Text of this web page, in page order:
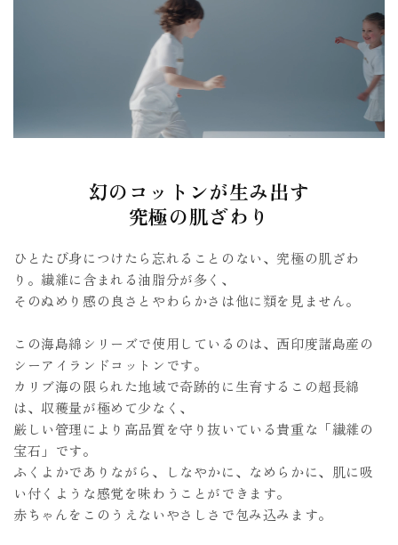
幻のコットンが生み出す
究極の肌ざわり
ひとたび身につけたら忘れることのない、究極の肌ざわ
り。繊維に含まれる油脂分が多く、
そのぬめり感の良さとやわらかさは他に類を見ません。
この海島綿シリーズで使用しているのは、西印度諸島産の
シーアイランドコットンです。
カリブ海の限られた地域で奇跡的に生育するこの超長綿
は、収穫量が極めて少なく、
厳しい管理により高品質を守り抜いている貴重な「繊維の
宝石」です。
ふくよかでありながら、しなやかに、なめらかに、肌に吸
い付くような感覚を味わうことができます。
赤ちゃんをこのうえないやさしさで包み込みます。